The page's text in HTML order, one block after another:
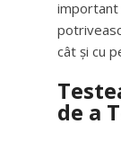
important
cât și cu
de a